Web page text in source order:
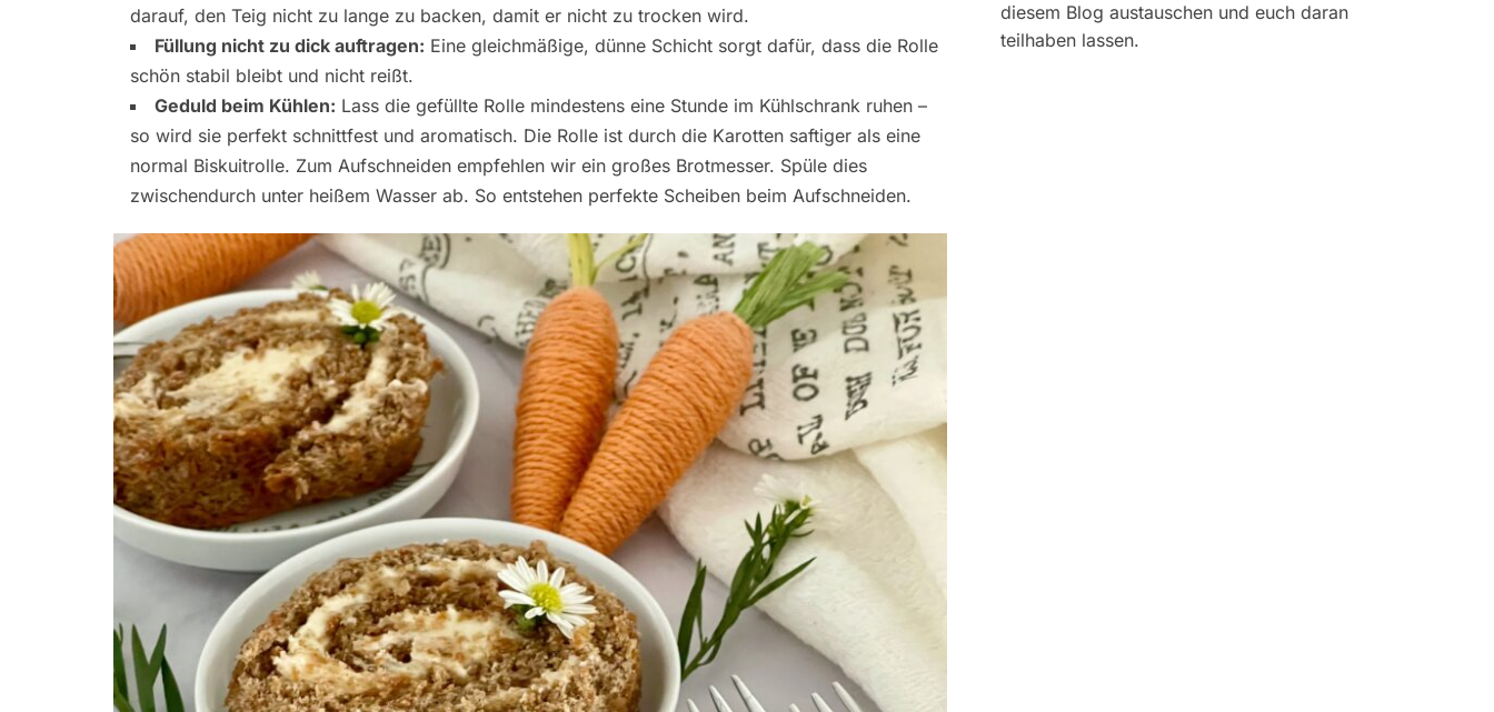
darauf, den Teig nicht zu lange zu backen, damit er nicht zu trocken wird.
Füllung nicht zu dick auftragen: Eine gleichmäßige, dünne Schicht sorgt dafür, dass die Rolle
schön stabil bleibt und nicht reißt.
Geduld beim Kühlen: Lass die gefüllte Rolle mindestens eine Stunde im Kühlschrank ruhen –
so wird sie perfekt schnittfest und aromatisch. Die Rolle ist durch die Karotten saftiger als eine
normal Biskuitrolle. Zum Aufschneiden empfehlen wir ein großes Brotmesser. Spüle dies
zwischendurch unter heißem Wasser ab. So entstehen perfekte Scheiben beim Aufschneiden.
diesem Blog austauschen und euch daran
teilhaben lassen.